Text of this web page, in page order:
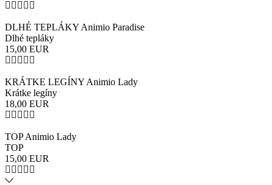
DLHÉ TEPLÁKY Animio Paradise
Dlhé tepláky
15,00 EUR
KRÁTKE LEGÍNY Animio Lady
Krátke legíny
18,00 EUR
TOP Animio Lady
TOP
15,00 EUR